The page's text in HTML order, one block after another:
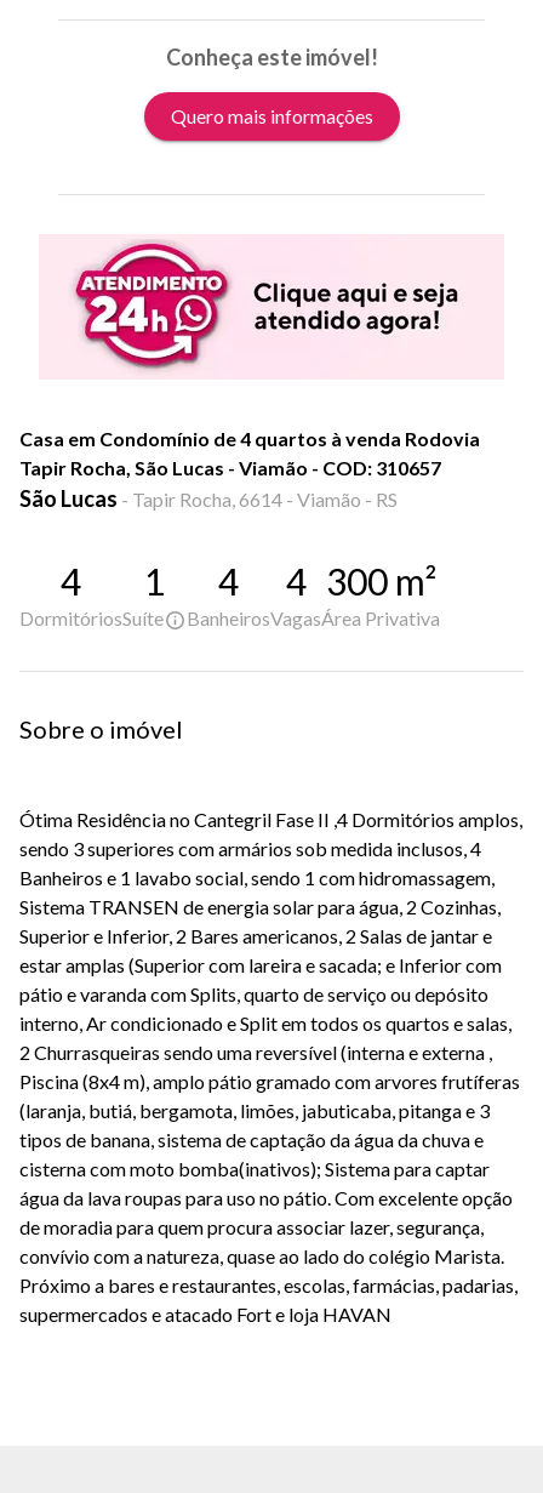
Conheça este imóvel!
Quero mais informações
Casa em Condomínio de 4 quartos à venda Rodovia
Tapir Rocha, São Lucas - Viamão - COD: 310657
São Lucas - Tapir Rocha, 6614 - Viamão - RS
4
Dormitórios
1
Suíte
4
Banheiros
4
Vagas
300 m²
Área Privativa
Sobre o imóvel
Ótima Residência no Cantegril Fase II ,4 Dormitórios amplos,
sendo 3 superiores com armários sob medida inclusos, 4
Banheiros e 1 lavabo social, sendo 1 com hidromassagem,
Sistema TRANSEN de energia solar para água, 2 Cozinhas,
Superior e Inferior, 2 Bares americanos, 2 Salas de jantar e
estar amplas (Superior com lareira e sacada; e Inferior com
pátio e varanda com Splits, quarto de serviço ou depósito
interno, Ar condicionado e Split em todos os quartos e salas,
2 Churrasqueiras sendo uma reversível (interna e externa ,
Piscina (8x4 m), amplo pátio gramado com arvores frutíferas
(laranja, butiá, bergamota, limões, jabuticaba, pitanga e 3
tipos de banana, sistema de captação da água da chuva e
cisterna com moto bomba(inativos); Sistema para captar
água da lava roupas para uso no pátio. Com excelente opção
de moradia para quem procura associar lazer, segurança,
convívio com a natureza, quase ao lado do colégio Marista.
Próximo a bares e restaurantes, escolas, farmácias, padarias,
supermercados e atacado Fort e loja HAVAN